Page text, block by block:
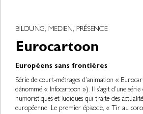
BILDUNG, MEDIEN, PRÉSENCE
Eurocartoon
Européens sans frontières
Série de court-métrages d’animation «
dénommé « Infocartoon »). Il s’agit d’une série
humoristiques et ludiques qui traite des
européenne. Le premier épisode, « Tir au